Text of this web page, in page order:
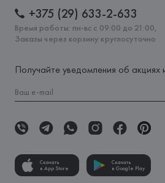
+375 (29) 633-2-633
Время работы: пн-вс с 09:00 до 21:00,
Заказы через корзину круглосуточно
Получайте уведомления об акциях
Скачать
в App Store
Скачать
в Google Play